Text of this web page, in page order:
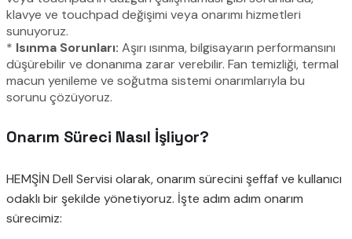
klavye ve touchpad değişimi veya onarımı hizmetleri
sunuyoruz.
* Isınma Sorunları: Aşırı ısınma, bilgisayarın performansını
düşürebilir ve donanıma zarar verebilir. Fan temizliği, termal
macun yenileme ve soğutma sistemi onarımlarıyla bu
sorunu çözüyoruz.
Onarım Süreci Nasıl İşliyor?
HEMŞİN Dell Servisi olarak, onarım sürecini şeffaf ve kullanıcı
odaklı bir şekilde yönetiyoruz. İşte adım adım onarım
sürecimiz: